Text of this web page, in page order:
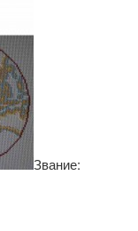
Звание: